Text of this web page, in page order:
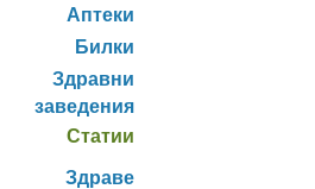
Аптеки
Билки
Здравни
заведения
Статии
Здраве